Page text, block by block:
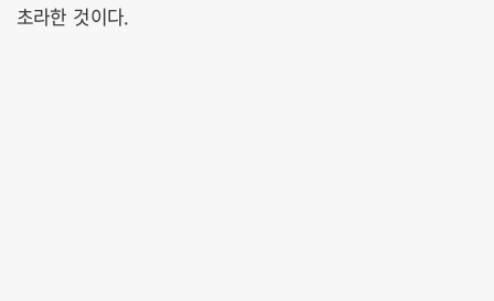
초라한 것이다.